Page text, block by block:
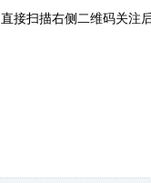
直接扫描右侧二维码关注